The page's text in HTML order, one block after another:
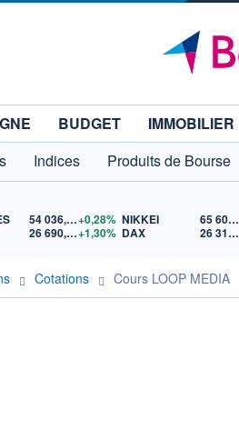
BUDGET IMMOBILIER
Indices Produits de Bourse
54 036,93+0,28%
26 690,62+1,30%
NIKKEI 65 606,71
DAX
26 319,45
Cotations Cours LOOP MEDIA